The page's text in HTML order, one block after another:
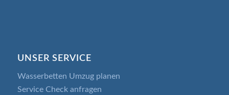
UNSER SERVICE
Wasserbetten Umzug planen
Service Check anfragen